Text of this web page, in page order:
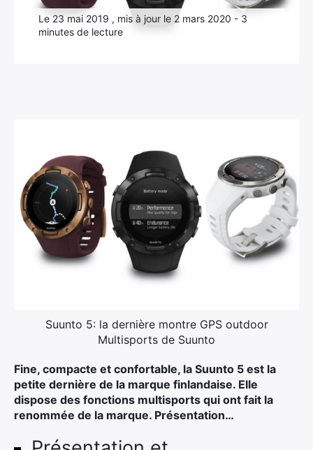
Le 23 mai 2019 , mis à jour le 2 mars 2020 - 3
minutes de lecture
Suunto 5: la dernière montre GPS outdoor
Multisports de Suunto
Fine, compacte et confortable, la Suunto 5 est la
petite dernière de la marque finlandaise. Elle
dispose des fonctions multisports qui ont fait la
renommée de la marque. Présentation…
TA PRÉPA SUR-MESURE